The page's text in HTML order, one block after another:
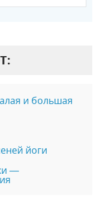
и большая
йоги
—